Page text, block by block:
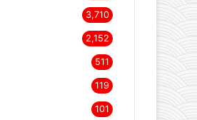
3,710
2,152
511
119
101